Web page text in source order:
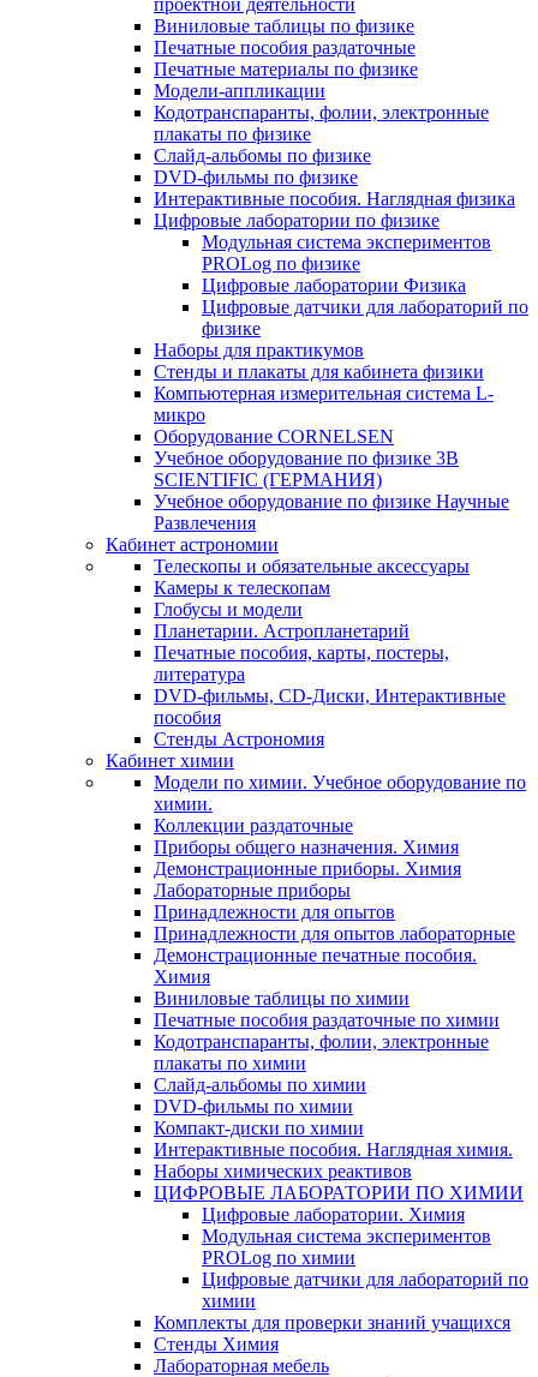
проектной деятельности
Виниловые таблицы по физике
Печатные пособия раздаточные
Печатные материалы по физике
Модели-аппликации
Кодотранспаранты, фолии, электронные
плакаты по физике
Слайд-альбомы по физике
DVD-фильмы по физике
Интерактивные пособия. Наглядная физика
Цифровые лаборатории по физике
Модульная система экспериментов
PROLog по физике
Цифровые лаборатории Физика
Цифровые датчики для лабораторий по
физике
Наборы для практикумов
Стенды и плакаты для кабинета физики
Компьютерная измерительная система L-
микро
Оборудование CORNELSEN
Учебное оборудование по физике 3B
SCIENTIFIC (ГЕРМАНИЯ)
Учебное оборудование по физике Научные
Развлечения
Кабинет астрономии
Телескопы и обязательные аксессуары
Камеры к телескопам
Глобусы и модели
Планетарии. Астропланетарий
Печатные пособия, карты, постеры,
литература
DVD-фильмы, CD-Диски, Интерактивные
пособия
Стенды Астрономия
Кабинет химии
Модели по химии. Учебное оборудование по
химии.
Коллекции раздаточные
Приборы общего назначения. Химия
Демонстрационные приборы. Химия
Лабораторные приборы
Принадлежности для опытов
Принадлежности для опытов лабораторные
Демонстрационные печатные пособия.
Химия
Виниловые таблицы по химии
Печатные пособия раздаточные по химии
Кодотранспаранты, фолии, электронные
плакаты по химии
Слайд-альбомы по химии
DVD-фильмы по химии
Компакт-диски по химии
Интерактивные пособия. Наглядная химия.
Наборы химических реактивов
ЦИФРОВЫЕ ЛАБОРАТОРИИ ПО ХИМИИ
Цифровые лаборатории. Химия
Модульная система экспериментов
PROLog по химии
Цифровые датчики для лабораторий по
химии
Комплекты для проверки знаний учащихся
Стенды Химия
Лабораторная мебель